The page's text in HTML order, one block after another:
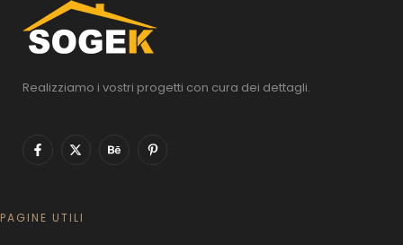
Realizziamo i vostri progetti con cura dei dettagli.
PAGINE UTILI